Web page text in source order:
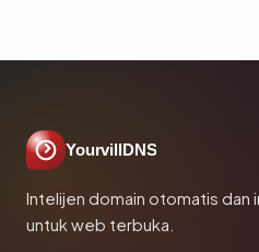
YourvillDNS
Intelijen domain otomatis dan
untuk web terbuka.